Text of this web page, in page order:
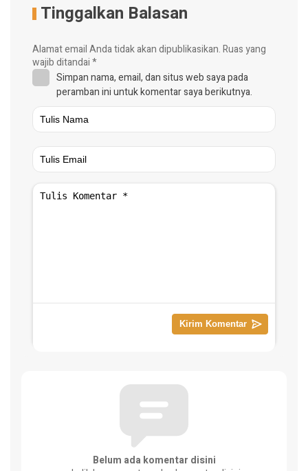
Tinggalkan Balasan
Alamat email Anda tidak akan dipublikasikan.Ruas yang
wajib ditandai*
Simpan nama, email, dan situs web saya pada
peramban ini untuk komentar saya berikutnya.
Belum ada komentar disini